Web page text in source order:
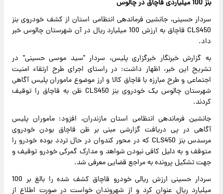
بنز 100 میلیاردی قاچاق در چالوس
سردار حسینی، جانشین فرماندهی انتظامی استان از کشف خودروی بنز
CLS450 قاچاق به ارزش 100 میلیارد ریال در آن شهرستان چالوس خبر
داد.
به گزارش خبرنگار خبرگزاری پلیس، سردار "سید موسی حسینی" در
تشریح این خبر، اظهار داشت: در راستای اجرای طرح ارتقاء امنیت
اجتماعی و طرح مبارزه با قاچاق کالا و ارز موضوع ماموران پلیس آگاهی
شهرستان چالوس یک خودروی بنز CLS450 ظن به قاچاق را توقیف
کردند.
جانشین فرماندهی انتظامی استان مازندران، افزود: ماموران پلیس
آگاهی در پی دریافت گزارشی مبنی بر ظن قاچاق بودن خودروی
مرسدس بنز CLS450 که در محور کندوان در حال تردد بوده خودرو را
متوقف و به دلیل کافی نبودن شواهد و مدارک گمرکی خودرو توقیف و
جهت تشکیل پرونده به مراجع قضایی معرفی شد.
سردار حسینی ارزش ریالی خودرو قاچاق کشف شده را بالغ بر 100
میلیارد ریال عنوان کرد و از شهروندان خواست در صورت اطلاع از